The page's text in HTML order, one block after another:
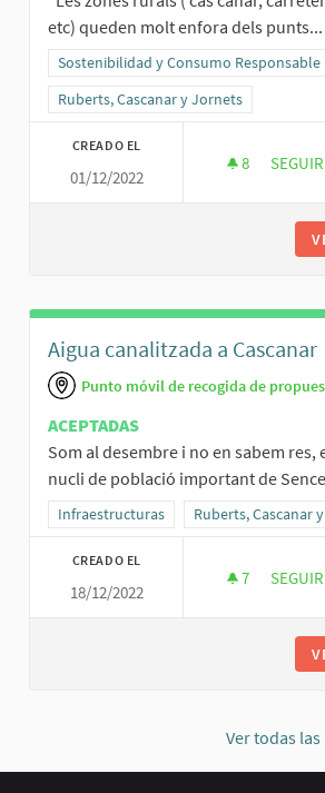
etc) queden molt enfora dels punts...
Resultados al filtrar por la categoría:
Sostenibilidad y Consumo Responsable
Resultados al filtrar por el ámbito:
Ruberts, Cascanar y Jornets
CREADO EL
01/12/2022
8 8
SEGUIR
Aigua canalitzada a Cascanar
Punto móvil de recogida de
ACEPTADAS
Som al desembre i no en sabem res,
nucli de població important de
Resultados al filtrar por la categoría:
Infraestructuras Resultados al
Ruberts, Cascanar
CREADO EL
18/12/2022
7 7
SEGUIR
Ver todas